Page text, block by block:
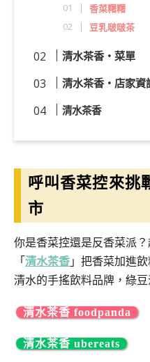
香菜糬糬
豆乳啵啵茶
清水茶香・菜單
清水茶香・店家資
清水茶香
呼叫香菜控來挑
市
你是香菜控還是反香菜派
「清水茶香」把香菜加進飲
清水的手搖飲料品牌，綠
清水茶香 foodpanda
清水茶香 ubereats